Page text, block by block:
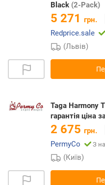
Black (2-Pack)
5 271 грн.
Redprice.sale
(Львів)
Taga Harmony
гарантія цiна
2 675 грн.
PermyCo
З
(Київ)